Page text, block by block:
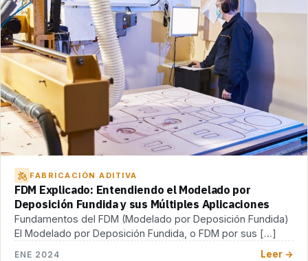
FABRICACIÓN ADITIVA
FDM Explicado: Entendiendo el Modelado por
Deposición Fundida y sus Múltiples Aplicaciones
Fundamentos del FDM (Modelado por Deposición Fundida)
El Modelado por Deposición Fundida, o FDM por sus […]
ENE 2024 Leer →